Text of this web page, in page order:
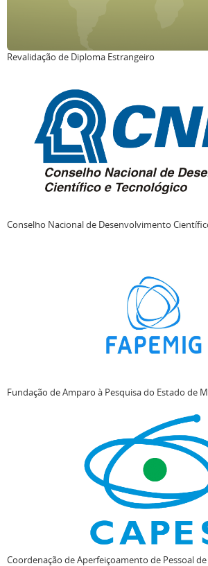
Revalidação de Diploma Estrangeiro
Conselho Nacional de Desenvolvimento
Fundação de Amparo à Pesquisa do Estado de
Coordenação de Aperfeiçoamento de Pessoal